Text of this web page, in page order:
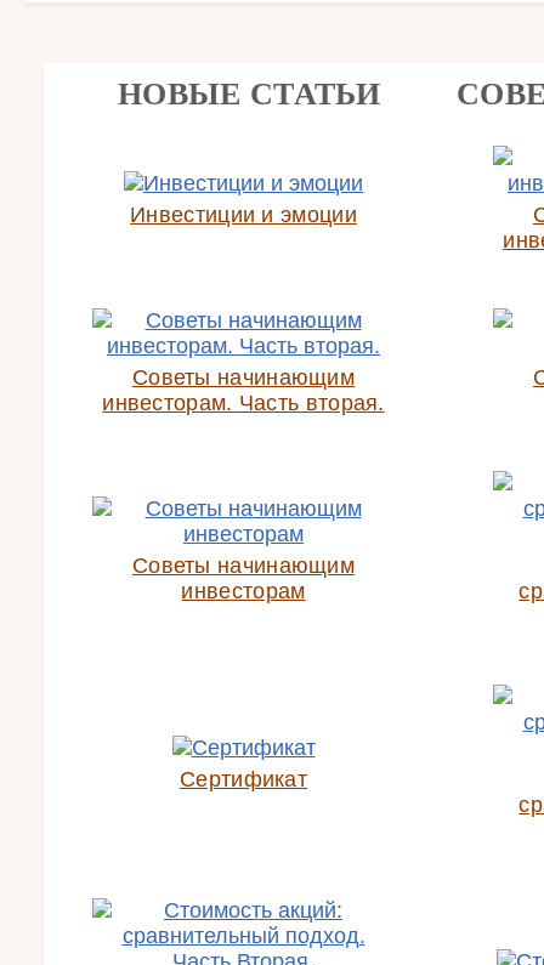
НОВЫЕ СТАТЬИ
Инвестиции и эмоции
Советы начинающим
инвесторам. Часть вторая.
Советы начинающим
инвесторам
Сертификат